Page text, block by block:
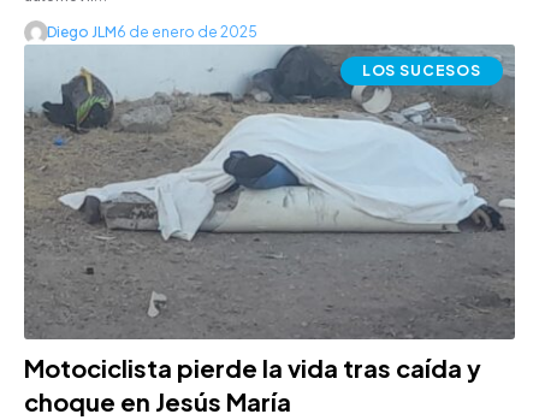
Diego JLM6 de enero de 2025
LOS SUCESOS
Motociclista pierde la vida tras caída y
choque en Jesús María